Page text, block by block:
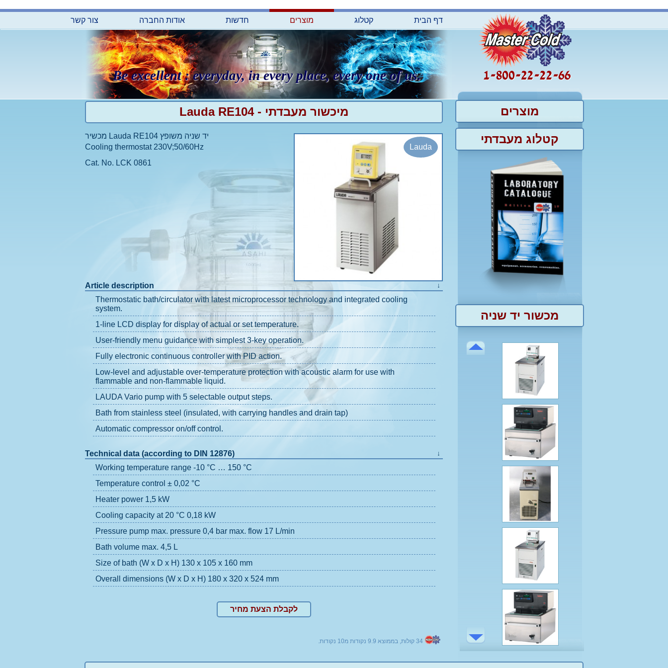
דף הבית קטלוג מוצרים חדשות אודות החברה צור קשר
Be excellent : everyday, in every place, every one of us.
מיכשור מעבדתי - Lauda RE104
Lauda
מכשיר Lauda RE104 יד שניה משופץ
Cooling thermostat 230V;50/60Hz
Cat. No. LCK 0861
Article description ↓
Thermostatic bath/circulator with latest microprocessor technology and integrated cooling
system.
1-line LCD display for display of actual or set temperature.
User-friendly menu guidance with simplest 3-key operation.
Fully electronic continuous controller with PID action.
Low-level and adjustable over-temperature protection with acoustic alarm for use with
flammable and non-flammable liquid.
LAUDA Vario pump with 5 selectable output steps.
Bath from stainless steel (insulated, with carrying handles and drain tap)
Automatic compressor on/off control.
Technical data (according to DIN 12876) ↓
Working temperature range -10 °C … 150 °C
Temperature control ± 0,02 °C
Heater power 1,5 kW
Cooling capacity at 20 °C 0,18 kW
Pressure pump max. pressure 0,4 bar max. flow 17 L/min
Bath volume max. 4,5 L
Size of bath (W x D x H) 130 x 105 x 160 mm
Overall dimensions (W x D x H) 180 x 320 x 524 mm
לקבלת הצעת מחיר
34 קולות, בממוצא 9.9 נקודות מ10 נקודות.
מוצרים
קטלוג מעבדתי
מכשור יד שניה